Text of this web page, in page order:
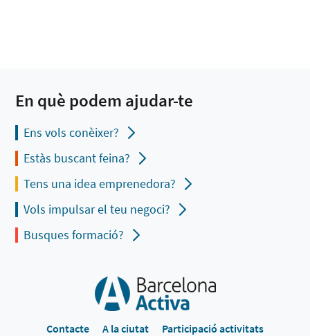
En què podem ajudar-te
Ens vols conèixer?
Estàs buscant feina?
Tens una idea emprenedora?
Vols impulsar el teu negoci?
Busques formació?
Contacte A la ciutat
Participació activitats